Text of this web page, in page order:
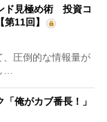
ド見極め術 投資コ
11回】
圧倒的な情報量が
…
俺がカブ番長！」